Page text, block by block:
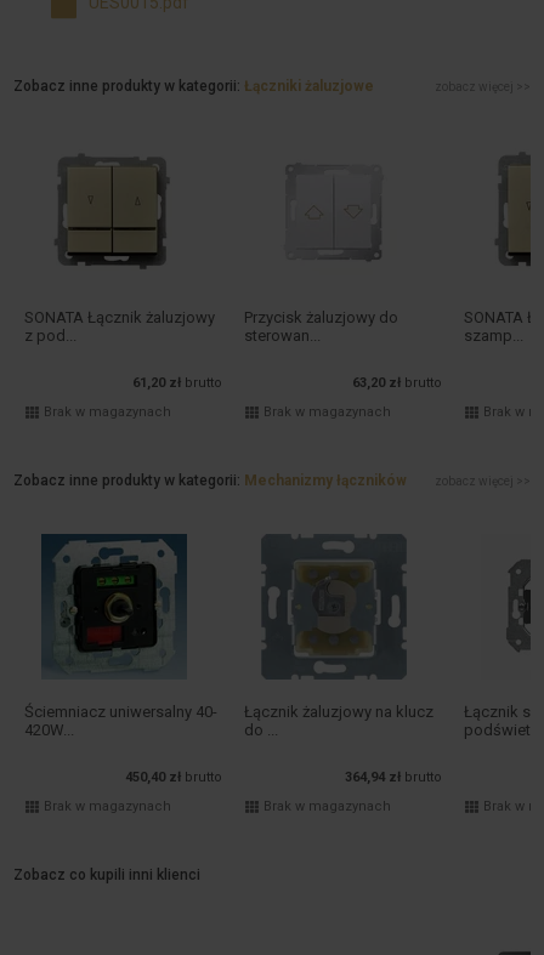
Zobacz inne produkty w kategorii: Łączniki żaluzjowe zobacz więcej >>
SONATA Łącznik żaluzjowy
z pod...
61,20 zł
brutto
Brak w magazynach
Przycisk żaluzjowy do
sterowan...
63,20 zł
brutto
Brak w magazynach
SONATA
szamp...
Brak w
Zobacz inne produkty w kategorii: Mechanizmy łączników zobacz więcej >>
Ściemniacz uniwersalny 40-
420W...
450,40 zł
brutto
Brak w magazynach
Łącznik żaluzjowy na klucz
do ...
364,94 zł
brutto
Brak w magazynach
Łącznik
Brak w
Zobacz co kupili inni klienci